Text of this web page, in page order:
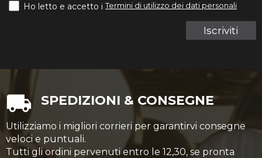
Iscriviti
Ho letto e accetto iTermini di utilizzo dei dati personali
SPEDIZIONI & CONSEGNE
Utilizziamo i migliori corrieri per garantirvi consegne
veloci e puntuali.
Tutti gli ordini pervenuti entro le 12,30, se pronta